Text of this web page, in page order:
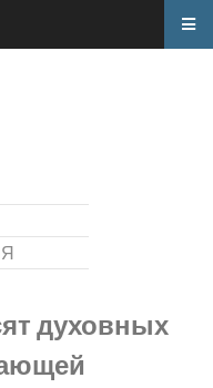
духовных